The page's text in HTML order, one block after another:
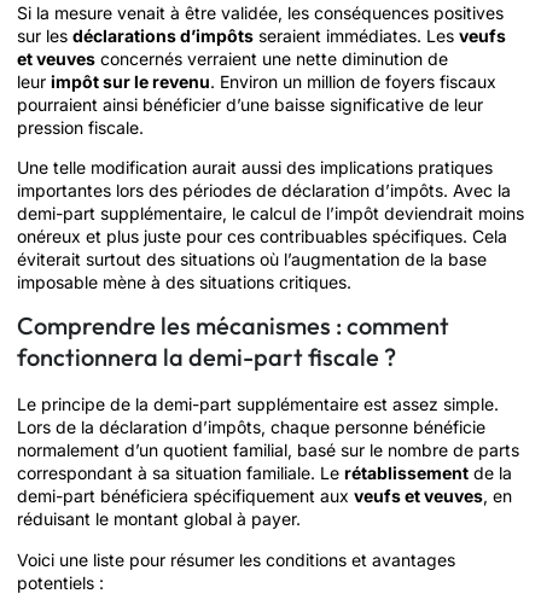
Si la mesure venait à être validée, les conséquences positives
sur les déclarations d’impôts seraient immédiates. Les veufs
et veuves concernés verraient une nette diminution de
leur impôt sur le revenu. Environ un million de foyers fiscaux
pourraient ainsi bénéficier d’une baisse significative de leur
pression fiscale.
Une telle modification aurait aussi des implications pratiques
importantes lors des périodes de déclaration d’impôts. Avec la
demi-part supplémentaire, le calcul de l’impôt deviendrait moins
onéreux et plus juste pour ces contribuables spécifiques. Cela
éviterait surtout des situations où l’augmentation de la base
imposable mène à des situations critiques.
Comprendre les mécanismes : comment
fonctionnera la demi-part fiscale ?
Le principe de la demi-part supplémentaire est assez simple.
Lors de la déclaration d’impôts, chaque personne bénéficie
normalement d’un quotient familial, basé sur le nombre de parts
correspondant à sa situation familiale. Le rétablissement de la
demi-part bénéficiera spécifiquement aux veufs et veuves, en
réduisant le montant global à payer.
Voici une liste pour résumer les conditions et avantages
potentiels :